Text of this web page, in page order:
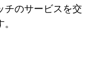
チのサービスを交